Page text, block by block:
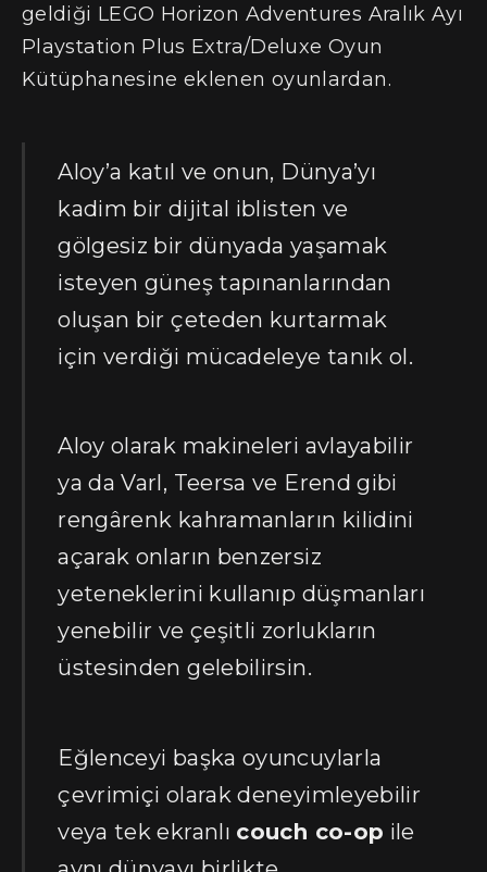
geldiği LEGO Horizon Adventures Aralık Ayı
Playstation Plus Extra/Deluxe Oyun
Kütüphanesine eklenen oyunlardan.
Aloy’a katıl ve onun, Dünya’yı
kadim bir dijital iblisten ve
gölgesiz bir dünyada yaşamak
isteyen güneş tapınanlarından
oluşan bir çeteden kurtarmak
için verdiği mücadeleye tanık ol.
Aloy olarak makineleri avlayabilir
ya da Varl, Teersa ve Erend gibi
rengârenk kahramanların kilidini
açarak onların benzersiz
yeteneklerini kullanıp düşmanları
yenebilir ve çeşitli zorlukların
üstesinden gelebilirsin.
Eğlenceyi başka oyuncuylarla
çevrimiçi olarak deneyimleyebilir
veya tek ekranlı couch co-op ile